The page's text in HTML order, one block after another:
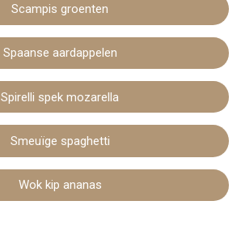
Scampis groenten
Spaanse aardappelen
Spirelli spek mozarella
Smeuïge spaghetti
Wok kip ananas